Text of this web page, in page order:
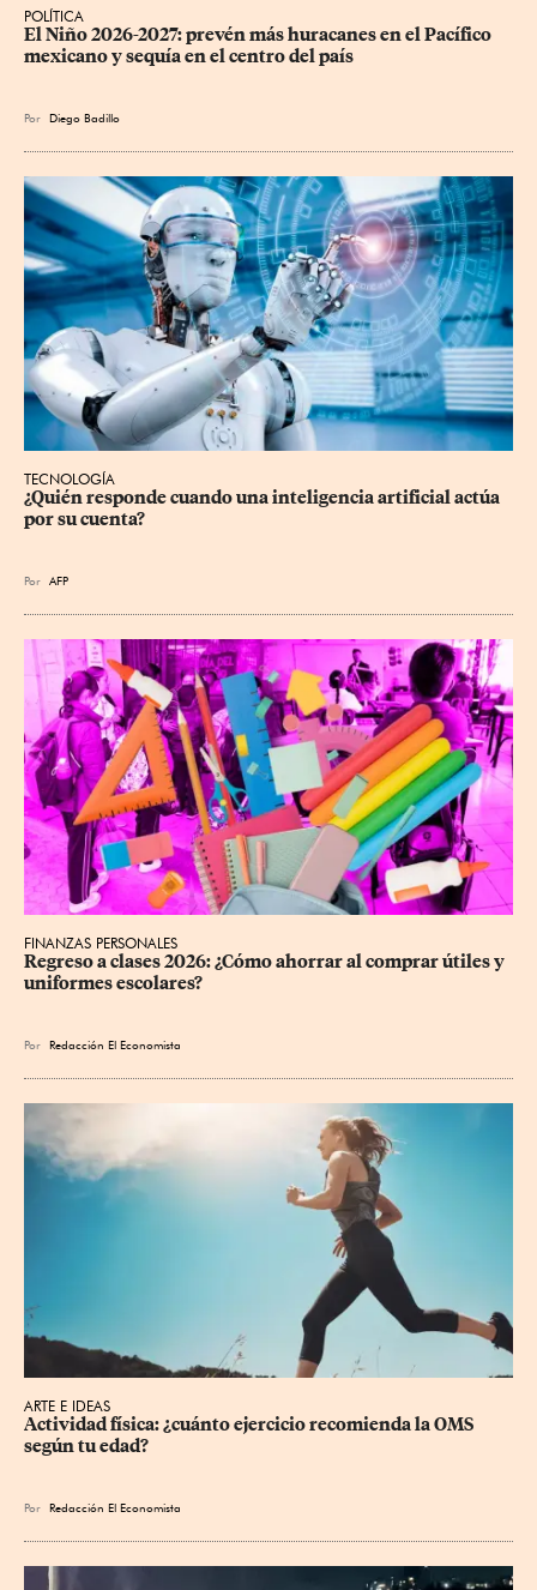
POLÍTICA
El Niño 2026-2027: prevén más huracanes en el Pacífico
mexicano y sequía en el centro del país
Por Diego Badillo
TECNOLOGÍA
¿Quién responde cuando una inteligencia artificial actúa
por su cuenta?
Por AFP
FINANZAS PERSONALES
Regreso a clases 2026: ¿Cómo ahorrar al comprar útiles y
uniformes escolares?
Por Redacción El Economista
ARTE E IDEAS
Actividad física: ¿cuánto ejercicio recomienda la OMS
según tu edad?
Por Redacción El Economista